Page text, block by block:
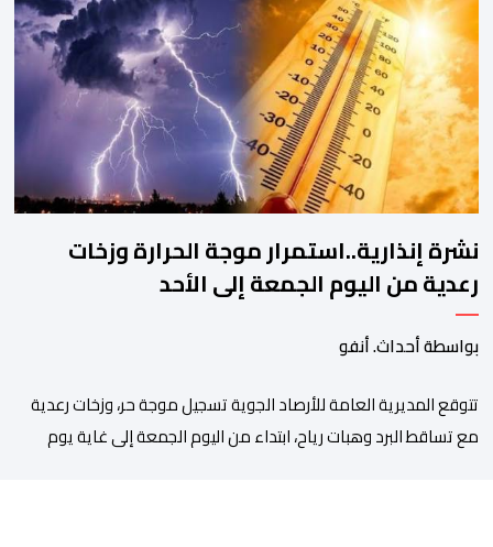
أمام الملحقة الإدارية لوزارة الأوقاف والشؤون الإسلامية بحي حسان
بالرباط، وذلك للمطالبة بتسوية هذا الملف الذي ظل عالقا لسنوات
طويلة وأثار استياء واسعا في صفوف أبناء […]
نشرة إنذارية..استمرار موجة الحرارة وزخات
رعدية من اليوم الجمعة إلى الأحد
بواسطة أحداث. أنفو
تتوقع المديرية العامة للأرصاد الجوية تسجيل موجة حر، وزخات رعدية
مع تساقط البرد وهبات رياح، ابتداء من اليوم الجمعة إلى غاية يوم